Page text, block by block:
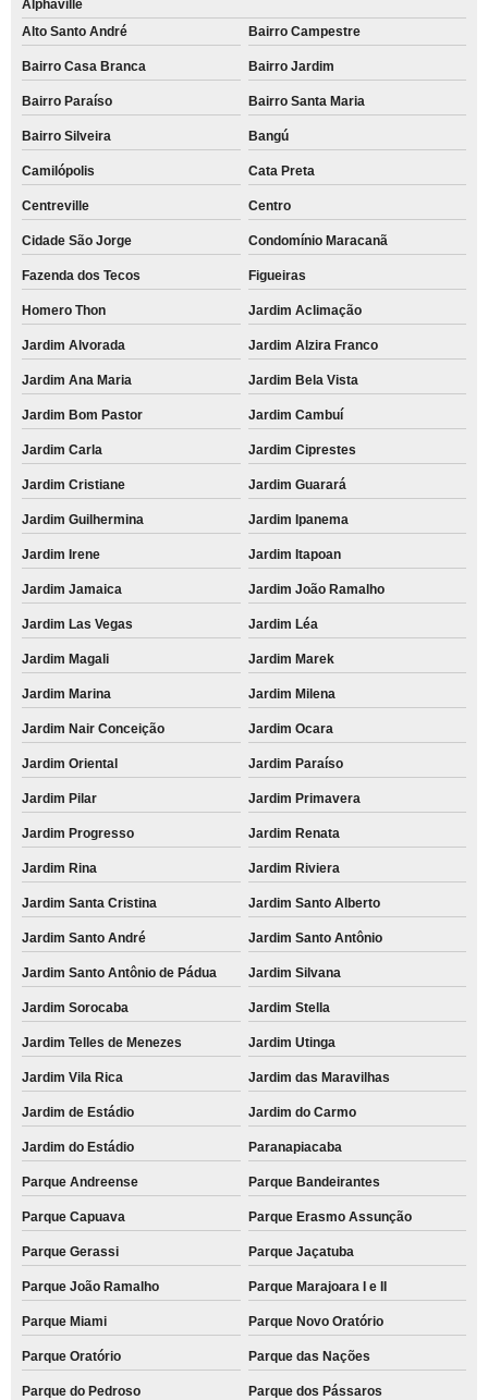
Alphaville
Alto Santo André
Bairro Campestre
Bairro Casa Branca Bairro Jardim
Bairro Paraíso Bairro Santa Maria
Bairro Silveira Bangú
Camilópolis Cata Preta
Centreville Centro
Cidade São Jorge Condomínio Maracanã
Fazenda dos Tecos Figueiras
Homero Thon Jardim Aclimação
Jardim Alvorada Jardim Alzira Franco
Jardim Ana Maria Jardim Bela Vista
Jardim Bom Pastor Jardim Cambuí
Jardim Carla Jardim Ciprestes
Jardim Cristiane Jardim Guarará
Jardim Guilhermina Jardim Ipanema
Jardim Irene Jardim Itapoan
Jardim Jamaica Jardim João Ramalho
Jardim Las Vegas Jardim Léa
Jardim Magali Jardim Marek
Jardim Marina Jardim Milena
Jardim Nair Conceição Jardim Ocara
Jardim Oriental Jardim Paraíso
Jardim Pilar Jardim Primavera
Jardim Progresso Jardim Renata
Jardim Rina Jardim Riviera
Jardim Santa Cristina Jardim Santo Alberto
Jardim Santo André Jardim Santo Antônio
Jardim Santo Antônio de Pádua Jardim Silvana
Jardim Sorocaba Jardim Stella
Jardim Telles de Menezes Jardim Utinga
Jardim Vila Rica Jardim das Maravilhas
Jardim de Estádio Jardim do Carmo
Jardim do Estádio Paranapiacaba
Parque Andreense Parque Bandeirantes
Parque Capuava Parque Erasmo Assunção
Parque Gerassi Parque Jaçatuba
Parque João Ramalho Parque Marajoara I e II
Parque Miami Parque Novo Oratório
Parque Oratório Parque das Nações
Parque do Pedroso Parque dos Pássaros